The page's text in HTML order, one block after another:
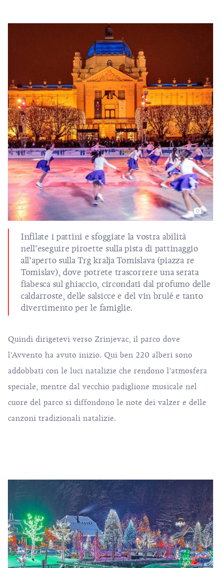
Infilate i pattini e sfoggiate la vostra abilità
nell’eseguire piroette sulla pista di pattinaggio
all’aperto sulla Trg kralja Tomislava (piazza re
Tomislav), dove potrete trascorrere una serata
fiabesca sul ghiaccio, circondati dal profumo delle
caldarroste, delle salsicce e del vin brulé e tanto
divertimento per le famiglie.
Quindi dirigetevi verso Zrinjevac, il parco dove
l’Avvento ha avuto inizio. Qui ben 220 alberi sono
addobbati con le luci natalizie che rendono l’atmosfera
speciale, mentre dal vecchio padiglione musicale nel
cuore del parco si diffondono le note dei valzer e delle
canzoni tradizionali natalizie.